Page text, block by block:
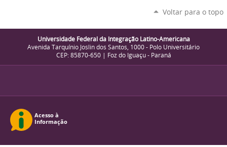
Voltar para o topo
Universidade Federal da Integração Latino-Americana
Avenida Tarquínio Joslin dos Santos, 1000 - Polo Universitário
CEP: 85870-650 | Foz do Iguaçu - Paraná